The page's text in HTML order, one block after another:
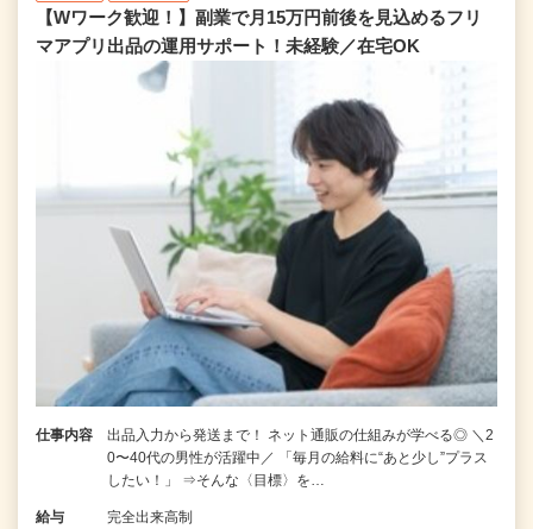
【Wワーク歓迎！】副業で月15万円前後を見込めるフリ
マアプリ出品の運用サポート！未経験／在宅OK
仕事内容
出品入力から発送まで！ ネット通販の仕組みが学べる◎ ＼2
0〜40代の男性が活躍中／ 「毎月の給料に“あと少し”プラス
したい！」 ⇒そんな〈目標〉を…
給与 完全出来高制